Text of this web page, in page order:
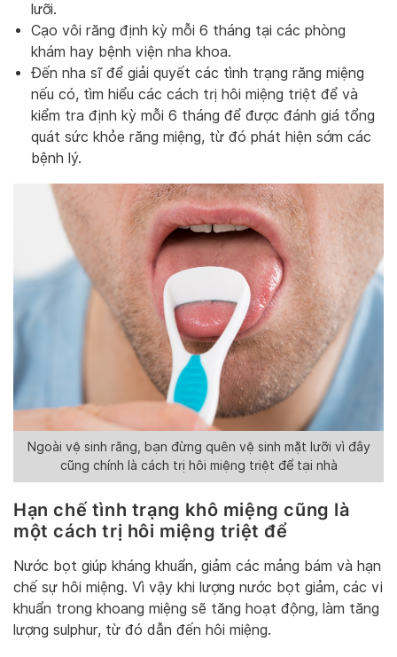
lưỡi.
Cạo vôi răng định kỳ mỗi 6 tháng tại các phòng
khám hay bệnh viện nha khoa.
Đến nha sĩ để giải quyết các tình trạng răng miệng
nếu có, tìm hiểu các cách trị hôi miệng triệt để và
kiểm tra định kỳ mỗi 6 tháng để được đánh giá tổng
quát sức khỏe răng miệng, từ đó phát hiện sớm các
bệnh lý.
Ngoài vệ sinh răng, bạn đừng quên vệ sinh mặt lưỡi vì đây
cũng chính là cách trị hôi miệng triệt để tại nhà
Hạn chế tình trạng khô miệng cũng là
một cách trị hôi miệng triệt để
Nước bọt giúp kháng khuẩn, giảm các mảng bám và hạn
chế sự hôi miệng. Vì vậy khi lượng nước bọt giảm, các vi
khuẩn trong khoang miệng sẽ tăng hoạt động, làm tăng
lượng sulphur, từ đó dẫn đến hôi miệng.